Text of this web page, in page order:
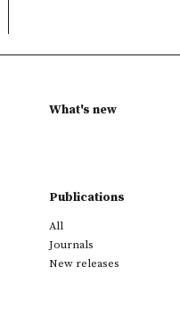
What's new
Publications
All
Journals
New releases